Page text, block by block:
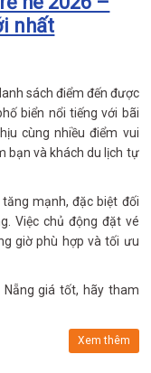
nhất
sách điểm đến được
biển nổi tiếng với bãi
cùng nhiều điểm vui
bạn và khách du lịch tự
mạnh, đặc biệt đối
Việc chủ động đặt vé
giờ phù hợp và tối ưu
giá tốt, hãy tham
Xem thêm